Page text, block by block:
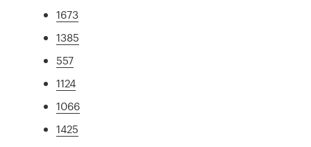
1673
1385
557
1124
1066
1425